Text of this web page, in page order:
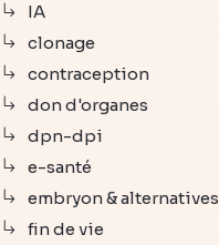
IA
clonage
contraception
don d'organes
dpn-dpi
e-santé
embryon & alternatives
fin de vie